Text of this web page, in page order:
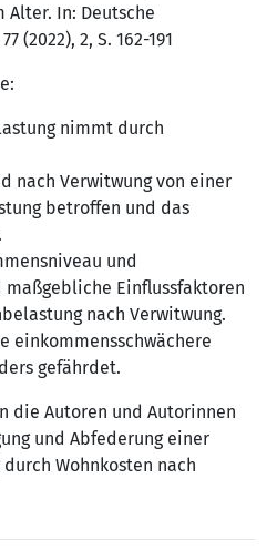
Alter. In: Deutsche
77 (2022), 2, S. 162-191
nimmt durch
nach Verwitwung von einer
betroffen und das
und
Einflussfaktoren
nach Verwitwung.
einkommensschwächere
gefährdet.
die Autoren und Autorinnen
und Abfederung einer
Wohnkosten nach